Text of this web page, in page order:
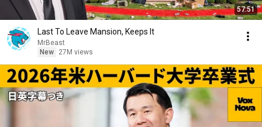
57:51
Last To Leave Mansion, Keeps It
MrBeast
New
27M views